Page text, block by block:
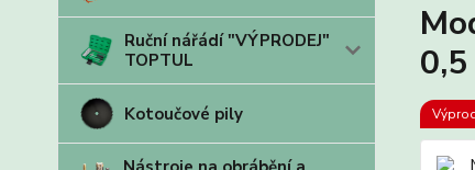
Ruční nářádí "VÝPRODEJ"
TOPTUL
Kotoučové pily
0,5